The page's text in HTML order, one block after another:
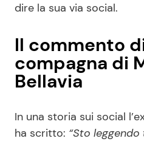
dire la sua via social.
Il commento
compagna di
Bellavia
In una storia sui social
ha scritto: “Sto